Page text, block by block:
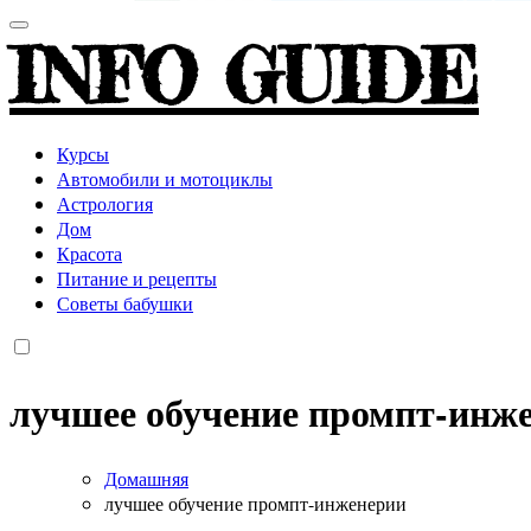
INFO GUIDE
Курсы
Автомобили и мотоциклы
Астрология
Дом
Красота
Питание и рецепты
Советы бабушки
лучшее обучение промпт-
Домашняя
лучшее обучение промпт-инженерии